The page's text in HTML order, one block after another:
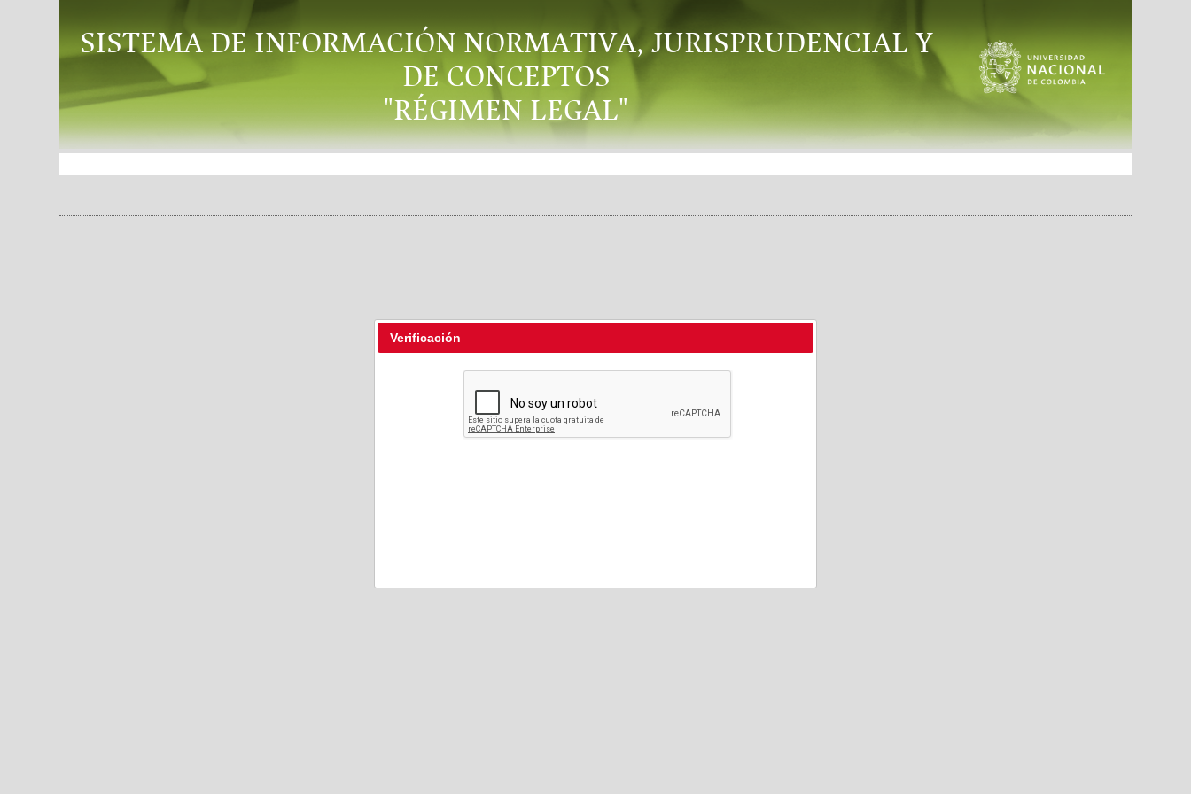
SISTEMA DE INFORMACIÓN NORMATIVA, JURISPRUDENCIAL Y
DE CONCEPTOS
"RÉGIMEN LEGAL"
Verificación